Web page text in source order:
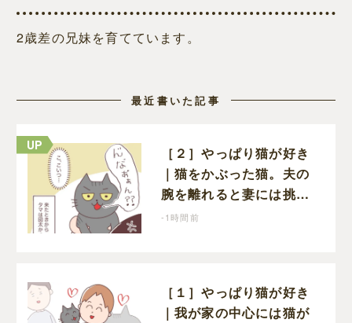
2歳差の兄妹を育てています。
最近書いた記事
［２］やっぱり猫が好き
｜猫をかぶった猫。夫の
腕を離れると妻には挑発
的な顔と野太い鳴き声
-1時間前
［１］やっぱり猫が好き
｜我が家の中心には猫が